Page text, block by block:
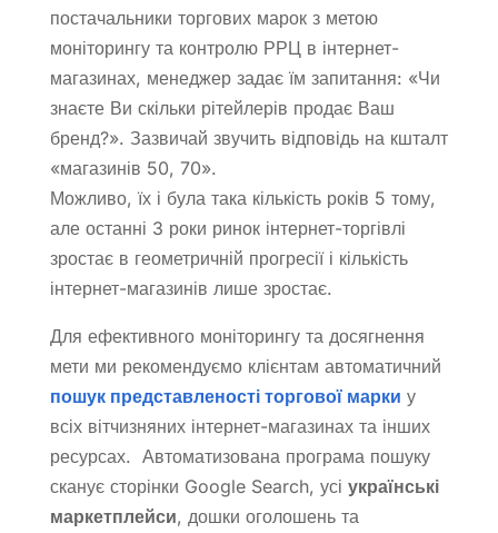
постачальники торгових марок з метою
моніторингу та контролю РРЦ в інтернет-
магазинах, менеджер задає їм запитання: «Чи
знаєте Ви скільки рітейлерів продає Ваш
бренд?». Зазвичай звучить відповідь на кшталт
«магазинів 50, 70».
Можливо, їх і була така кількість років 5 тому,
але останні 3 роки ринок інтернет-торгівлі
зростає в геометричній прогресії і кількість
інтернет-магазинів лише зростає.
Для ефективного моніторингу та досягнення
мети ми рекомендуємо клієнтам автоматичний
пошук представленості торгової марки у
всіх вітчизняних інтернет-магазинах та інших
ресурсах. Автоматизована програма пошуку
сканує сторінки Google Search, усі українські
маркетплейси, дошки оголошень та